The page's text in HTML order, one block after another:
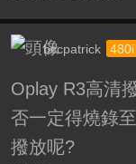
bccpatrick 480i
Oplay R3高清
否一定得燒錄
撥放呢?